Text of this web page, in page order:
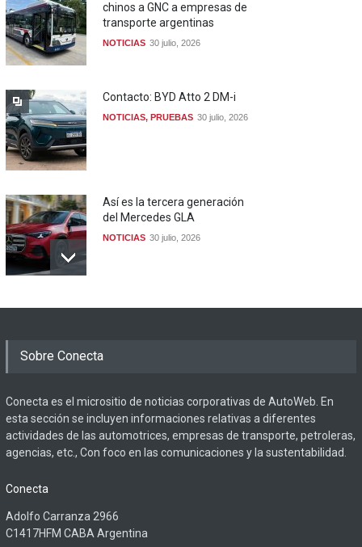
chinos a GNC a empresas de
transporte argentinas
NOTICIAS 30 julio, 2026
Contacto: BYD Atto 2 DM-i
NOTICIAS, PRUEBAS 30 julio, 2026
Así es la tercera generación
del Mercedes GLA
NOTICIAS 30 julio, 2026
Sobre Conecta
Conecta es el micrositio de noticias corporativas de AutoWeb. En
esta sección se incluyen informaciones relativas a diferentes
actividades de las automotrices, empresas de transporte, petroleras,
agencias, etc., Con foco en las comunicaciones y la sustentabilidad.
Conecta
Adolfo Carranza 2966
C1417HFM CABA Argentina